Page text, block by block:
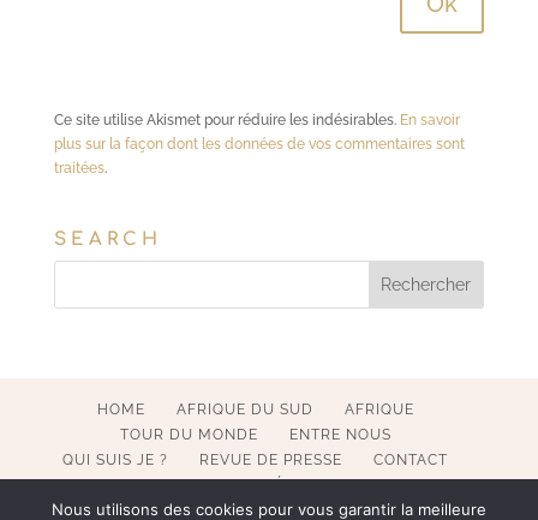
Ce site utilise Akismet pour réduire les indésirables. En savoir
plus sur la façon dont les données de vos commentaires sont
traitées.
SEARCH
HOME AFRIQUE DU SUD
AFRIQUE
TOUR DU MONDE
ENTRE NOUS
QUI SUIS JE ?
REVUE DE PRESSE
CONTACT
Nous utilisons des cookies pour vous garantir la meilleure